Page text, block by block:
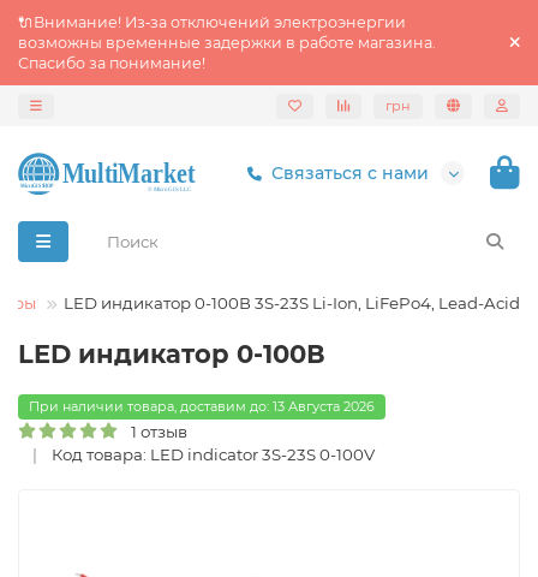
🔌Внимание! Из‑за отключений электроэнергии
возможны временные задержки в работе магазина.
Спасибо за понимание!
грн
Связаться с нами
LED индикатор 0-100В 3S-23S Li-Ion, LiFePo4, Lead-Acid
LED индикатор 0-100В
При наличии товара, доставим до: 13 Августа 2026
1 отзыв
Код товара: LED indicator 3S-23S 0-100V